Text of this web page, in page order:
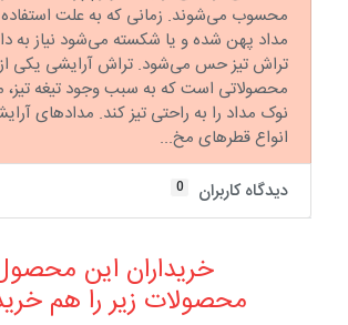
محسوب می‌شوند. زمانی که به علت
مداد پهن شده و یا شکسته می‌شود نیاز به
تراش تیز حس می‌شود. تراش آرایشی یکی
محصولاتی است که به سبب وجود تیغه تیز،
نوک مداد را به راحتی تیز کند. مدادهای
انواع قطرهای مخ...
دیدگاه کاربران
0
خریداران این
محصولات زیر را هم